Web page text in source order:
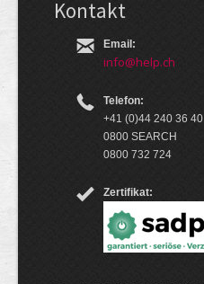
Kontakt
Email:
info@help.ch
Telefon:
+41 (0)44 240 36 40
0800 SEARCH
0800 732 724
Zertifikat: